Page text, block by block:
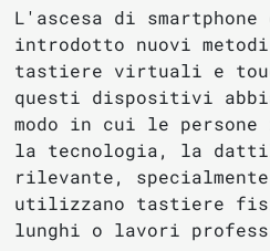
L'ascesa di
introdotto nuovi
tastiere virtuali e
questi dispositivi
modo in cui le persone
la tecnologia, la
rilevante,
utilizzano tastiere
lunghi o lavori